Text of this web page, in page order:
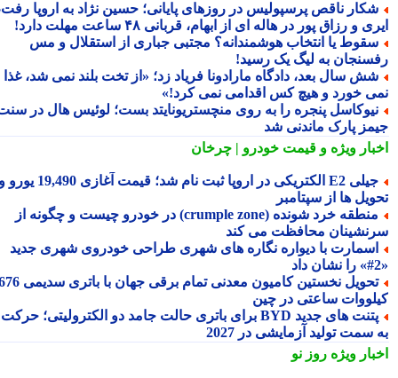
ناقص پرسپولیس در روزهای پایانی؛ حسین نژاد به اروپا رفت،
و رزاق پور در هاله ای از ابهام، قربانی ۴۸ ساعت مهلت دارد!
یا انتخاب هوشمندانه؟ مجتبی جباری از استقلال و مس
به لیگ یک رسید!
سال بعد، دادگاه مارادونا فریاد زد؛ «از تخت بلند نمی شد، غذا
خورد و هیچ کس اقدامی نمی کرد!»
پنجره را به روی منچستریونایتد بست؛ لوئیس هال در سنت
پارک ماندنی شد
ویژهو قیمت خودرو | چرخان
جیلی E2 الکتریکی در اروپا ثبت نام شد؛ قیمت آغازی 19,490 یورو و
ها از سپتامبر
منطقه خرد شونده (crumple zone) در خودرو چیست و چگونه از
محافظت می کند
با دیواره نگاره های شهری طراحی خودروی شهری جدید
تحویل نخستین کامیون معدنی تمام برقی جهان با باتری سدیمی 676
ساعتی در چین
پتنت های جدید BYD برای باتری حالت جامد دو الکترولیتی؛ حرکت
سمت تولید آزمایشی در 2027
ویژهروز نو